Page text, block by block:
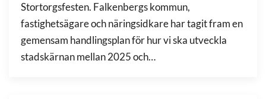
Stortorgsfesten. Falkenbergs kommun,
fastighetsägare och näringsidkare har tagit fram en
gemensam handlingsplan för hur vi ska utveckla
stadskärnan mellan 2025 och…